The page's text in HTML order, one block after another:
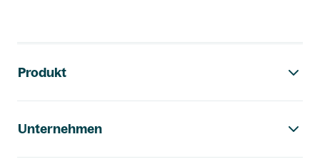
Produkt
Unternehmen